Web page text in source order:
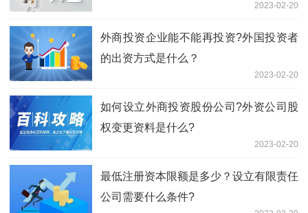
2023-02-20
外商投资企业能不能再投资?外国投资者
的出资方式是什么？
2023-02-20
如何设立外商投资股份公司?外资公司股
权变更资料是什么?
2023-02-20
最低注册资本限额是多少？设立有限责任
公司需要什么条件?